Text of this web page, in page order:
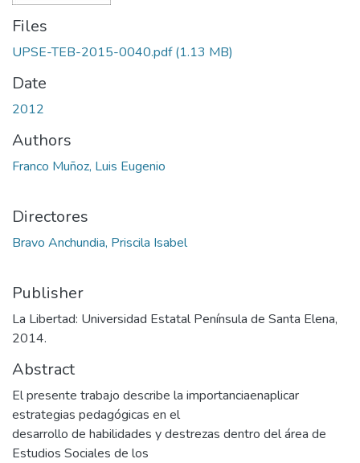
Files
UPSE-TEB-2015-0040.pdf(1.13 MB)
Date
2012
Authors
Franco Muñoz, Luis Eugenio
Directores
Bravo Anchundia, Priscila Isabel
Publisher
La Libertad: Universidad Estatal Península de Santa Elena,
2014.
Abstract
El presente trabajo describe la importanciaenaplicar
estrategias pedagógicas en el
desarrollo de habilidades y destrezas dentro del área de
Estudios Sociales de los